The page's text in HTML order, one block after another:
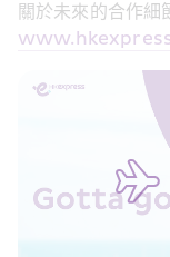
關於未來的合作細